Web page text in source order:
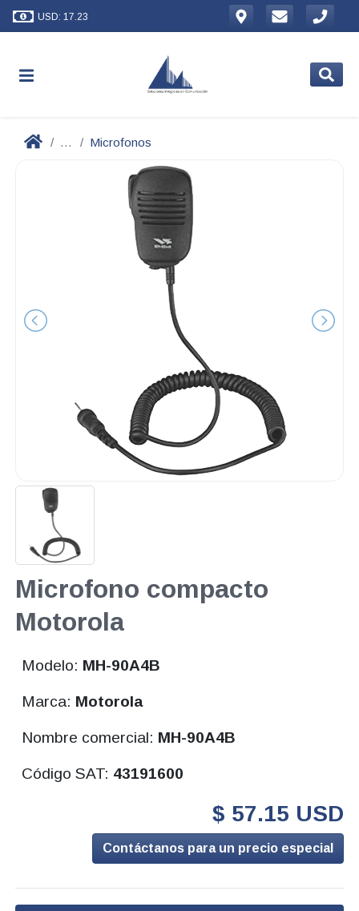
USD: 17.23
... Microfonos
Microfono compacto
Motorola
Modelo: MH-90A4B
Marca: Motorola
Nombre comercial: MH-90A4B
Código SAT: 43191600
$ 57.15 USD
Contáctanos para un precio especial